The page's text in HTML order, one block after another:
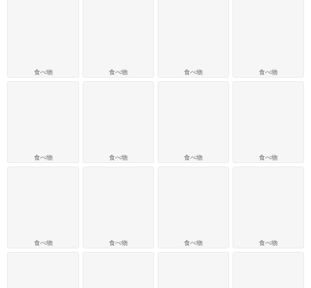
食べ物
食べ物
食べ物
食べ物
食べ物
食べ物
食べ物
食べ物
食べ物
食べ物
食べ物
食べ物